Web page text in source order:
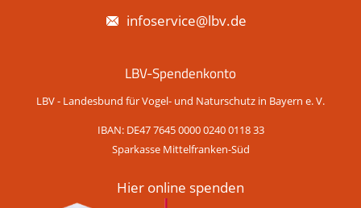
infoservice@lbv.de
LBV-Spendenkonto
LBV - Landesbund für Vogel- und Naturschutz in Bayern e. V.
IBAN: DE47 7645 0000 0240 0118 33
Sparkasse Mittelfranken-Süd
Hier online spenden